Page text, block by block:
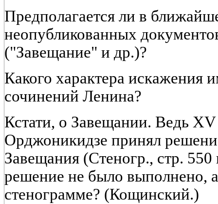
Предполагается ли в
неопубликованных
("Завещание" и др.)?
Какого характера искажения
сочинений Ленина?
Кстати, о Завещании. Ведь XV
Орджоникидзе принял
Завещания (Стеногр., стр.
решение не было выполнено,
стенограмме? (Кощинский.)